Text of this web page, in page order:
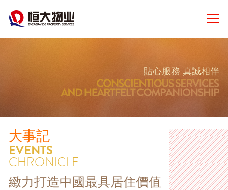
貼心服務 真誠相伴
大事記
EVENTS
CHRONICLE
緻力打造中國最具居住價值